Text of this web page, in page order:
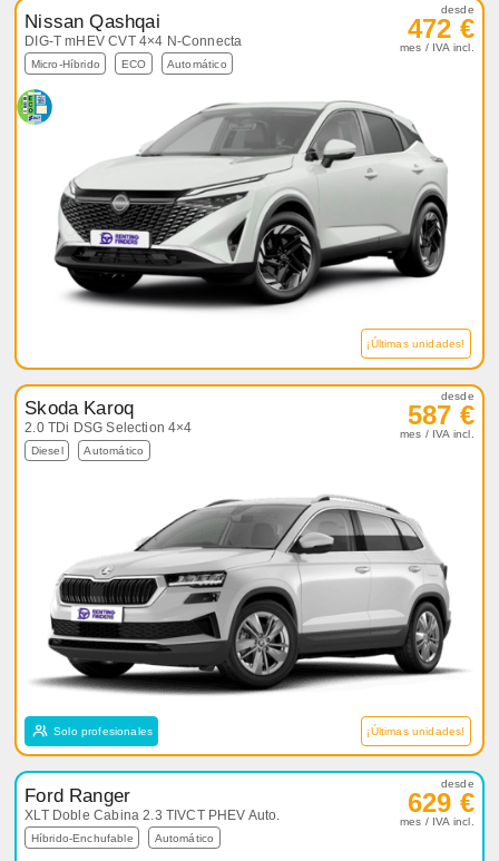
Nissan Qashqai
DIG-T mHEV CVT 4×4 N-Connecta
Micro-Híbrido ECO Automático
desde
472 €
mes / IVA incl.
¡Últimas unidades!
Skoda Karoq
2.0 TDi DSG Selection 4×4
Diesel Automático
desde
587 €
mes / IVA incl.
Solo profesionales ¡Últimas unidades!
Ford Ranger
XLT Doble Cabina 2.3 TIVCT PHEV Auto.
Híbrido-Enchufable Automático
desde
629 €
mes / IVA incl.